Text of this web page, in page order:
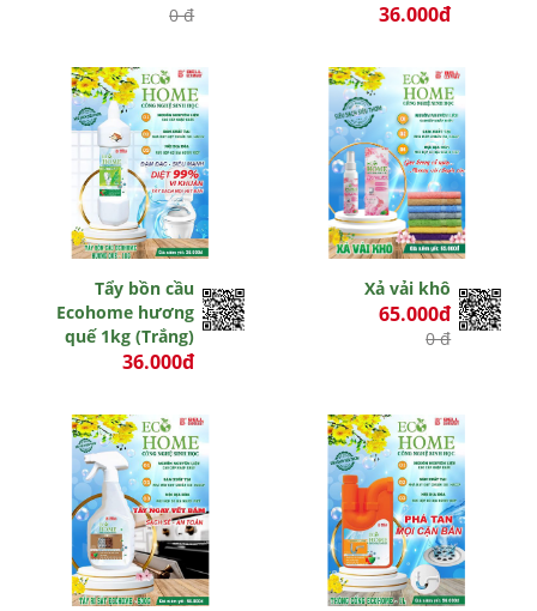
0 đ 36.000đ
Tẩy bồn cầu
Ecohome hương
quế 1kg (Trắng)
36.000đ
Xả vải khô
65.000đ
0 đ